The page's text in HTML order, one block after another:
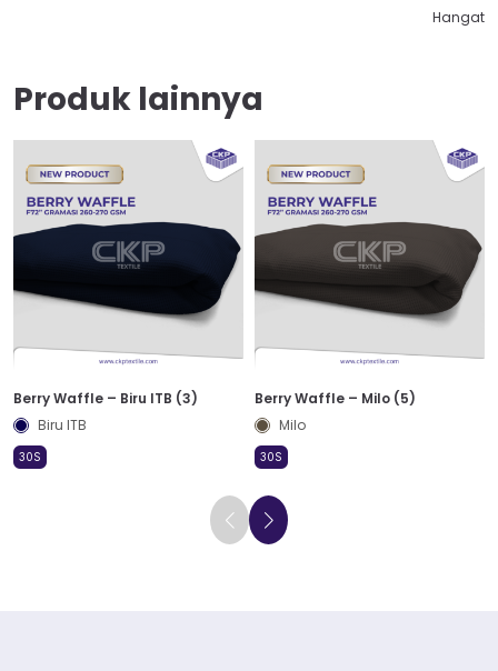
Hangat
Produk lainnya
Berry Waffle – Biru ITB (3)
Biru ITB
30S
Berry Waffle – Milo (5)
Milo
30S